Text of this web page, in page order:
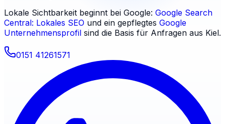
Lokale Sichtbarkeit beginnt bei Google: Google Search
Central: Lokales SEO und ein gepflegtes Google
Unternehmensprofil sind die Basis für Anfragen aus Kiel.
0151 41261571